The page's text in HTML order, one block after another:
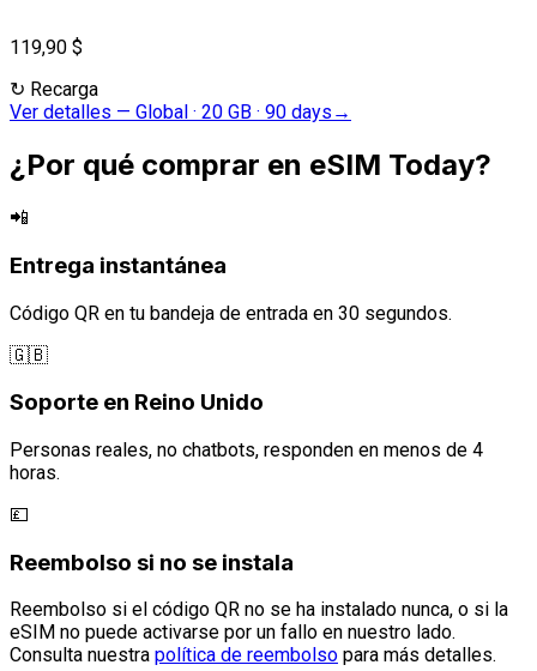
119,90 $
↻ Recarga
Ver detalles — Global · 20 GB · 90 days →
¿Por qué comprar en eSIM Today?
📲
Entrega instantánea
Código QR en tu bandeja de entrada en 30 segundos.
🇬🇧
Soporte en Reino Unido
Personas reales, no chatbots, responden en menos de 4
horas.
💷
Reembolso si no se instala
Reembolso si el código QR no se ha instalado nunca, o si la
eSIM no puede activarse por un fallo en nuestro lado.
Consulta nuestra política de reembolso para más detalles.